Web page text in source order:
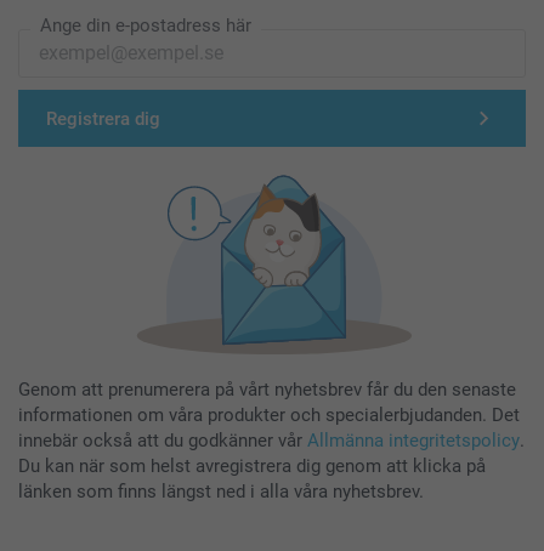
Ange din e-postadress här
Registrera dig
Genom att prenumerera på vårt nyhetsbrev får du den senaste
informationen om våra produkter och specialerbjudanden. Det
innebär också att du godkänner vår Allmänna integritetspolicy.
Du kan när som helst avregistrera dig genom att klicka på
länken som finns längst ned i alla våra nyhetsbrev.